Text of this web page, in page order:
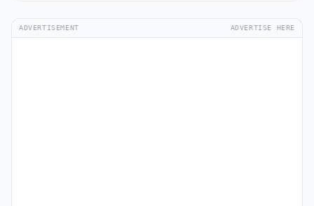
ADVERTISEMENT ADVERTISE HERE